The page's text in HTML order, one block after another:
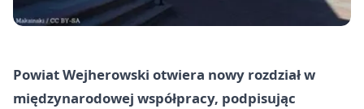
Powiat Wejherowski otwiera nowy rozdział w
międzynarodowej współpracy, podpisując